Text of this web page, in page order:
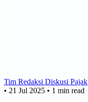
Tim Redaksi Diskusi Pajak
• 21 Jul 2025 • 1 min read